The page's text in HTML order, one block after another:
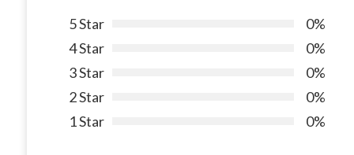
5 Star
0%
4 Star
0%
3 Star
0%
2 Star
0%
1 Star
0%